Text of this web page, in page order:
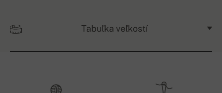
Tabuľka veľkostí